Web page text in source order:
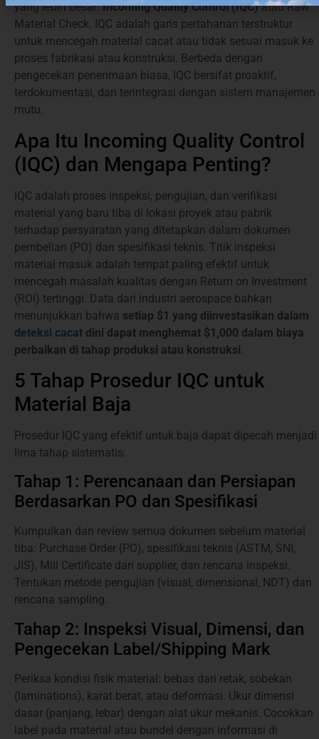
yang lebih besar:Incoming Quality Control (IQC)atau Raw
Material Check. IQC adalah garis pertahanan terstruktur
untuk mencegah material cacat atau tidak sesuai masuk ke
proses fabrikasi atau konstruksi. Berbeda dengan
pengecekan penerimaan biasa, IQC bersifat proaktif,
terdokumentasi, dan terintegrasi dengan sistem manajemen
mutu.
Apa Itu Incoming Quality Control
(IQC) dan Mengapa Penting?
IQC adalah proses inspeksi, pengujian, dan verifikasi
material yang baru tiba di lokasi proyek atau pabrik
terhadap persyaratan yang ditetapkan dalam dokumen
pembelian (PO) dan spesifikasi teknis. Titik inspeksi
material masuk adalah tempat paling efektif untuk
mencegah masalah kualitas dengan Return on Investment
(ROI) tertinggi. Data dari industri aerospace bahkan
menunjukkan bahwa setiap $1 yang diinvestasikan dalam
deteksi cacat dini dapat menghemat $1,000 dalam biaya
perbaikan di tahap produksi atau konstruksi
5 Tahap Prosedur IQC untuk
Material Baja
Prosedur IQC yang efektif untuk baja dapat dipecah menjadi
lima tahap sistematis:
Tahap 1: Perencanaan dan Persiapan
Berdasarkan PO dan Spesifikasi
Kumpulkan dan review semua dokumen sebelum material
tiba: Purchase Order (PO), spesifikasi teknis (ASTM, SNI,
JIS), Mill Certificate dari supplier, dan rencana inspeksi.
Tentukan metode pengujian (visual, dimensional, NDT) dan
rencana sampling.
Tahap 2: Inspeksi Visual, Dimensi, dan
Pengecekan Label/Shipping Mark
Periksa kondisi fisik material: bebas dari retak, sobekan
(laminations), karat berat, atau deformasi. Ukur dimensi
dasar (panjang, lebar) dengan alat ukur mekanis. Cocokkan
label pada material atau bundel dengan informasi di